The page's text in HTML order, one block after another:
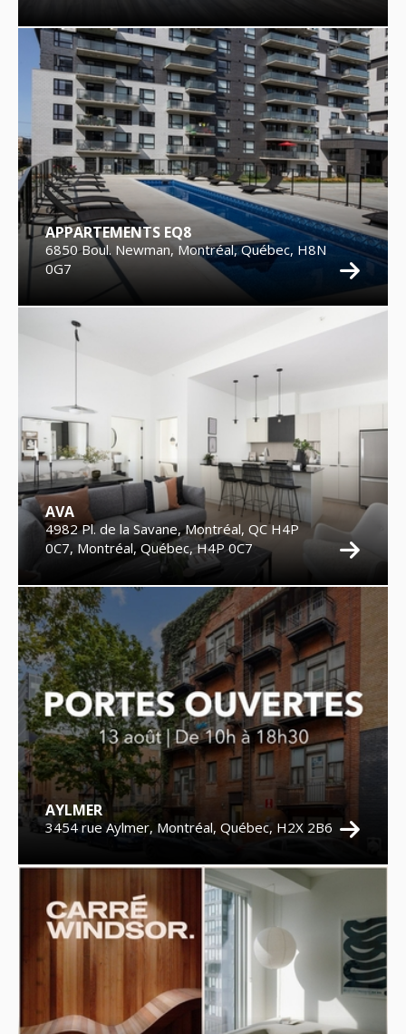
APPARTEMENTS EQ8
6850 Boul. Newman, Montréal, Québec, H8N
0G7
AVA
4982 Pl. de la Savane, Montréal, QC H4P
0C7, Montréal, Québec, H4P 0C7
AYLMER
3454 rue Aylmer, Montréal, Québec, H2X 2B6